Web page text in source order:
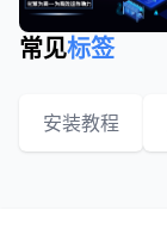
常见标签
安装教程